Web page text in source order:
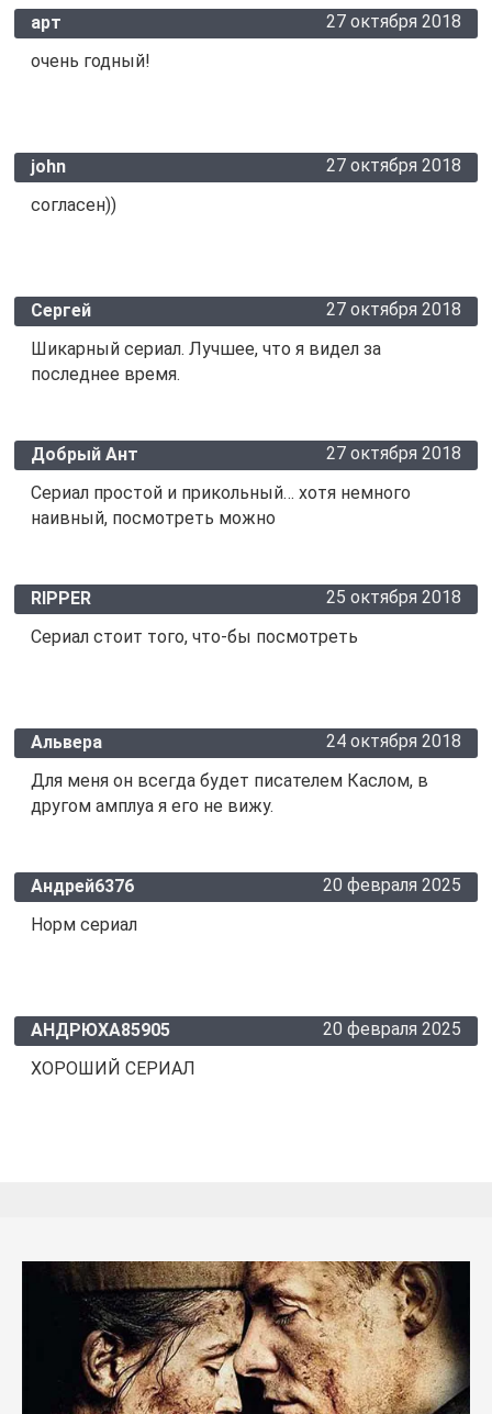
арт
27 октября 2018
очень годный!
john
27 октября 2018
согласен))
Сергей
27 октября 2018
Шикарный сериал. Лучшее, что я видел за
последнее время.
Добрый Ант
27 октября 2018
Сериал простой и прикольный… хотя немного
наивный, посмотреть можно
RIPPER
25 октября 2018
Сериал стоит того, что-бы посмотреть
Альвера
24 октября 2018
Для меня он всегда будет писателем Каслом, в
другом амплуа я его не вижу.
Андрей6376
20 февраля 2025
Норм сериал
АНДРЮХА85905
20 февраля 2025
ХОРОШИЙ СЕРИАЛ